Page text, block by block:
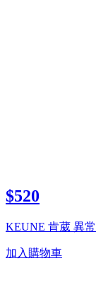
$520
KEUNE 肯葳 異
加入購物車